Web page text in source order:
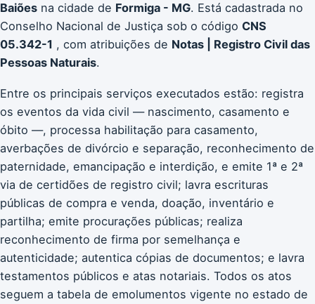
Baiões na cidade de Formiga - MG. Está cadastrada no
Conselho Nacional de Justiça sob o código CNS
05.342-1 , com atribuições de Notas | Registro Civil das
Pessoas Naturais.
Entre os principais serviços executados estão: registra
os eventos da vida civil — nascimento, casamento e
óbito —, processa habilitação para casamento,
averbações de divórcio e separação, reconhecimento de
paternidade, emancipação e interdição, e emite 1ª e 2ª
via de certidões de registro civil; lavra escrituras
públicas de compra e venda, doação, inventário e
partilha; emite procurações públicas; realiza
reconhecimento de firma por semelhança e
autenticidade; autentica cópias de documentos; e lavra
testamentos públicos e atas notariais. Todos os atos
seguem a tabela de emolumentos vigente no estado de